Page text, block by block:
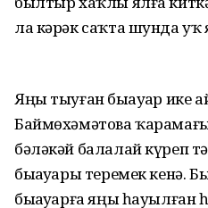
ла кәрәк саҡта шунда уҡ
Яңы тыуған быҙауҙар ике
Баймөхәмәтова
бәләкәй балалай күреп
быҙауҙары теремек кенә.
быҙауҙарға яңы